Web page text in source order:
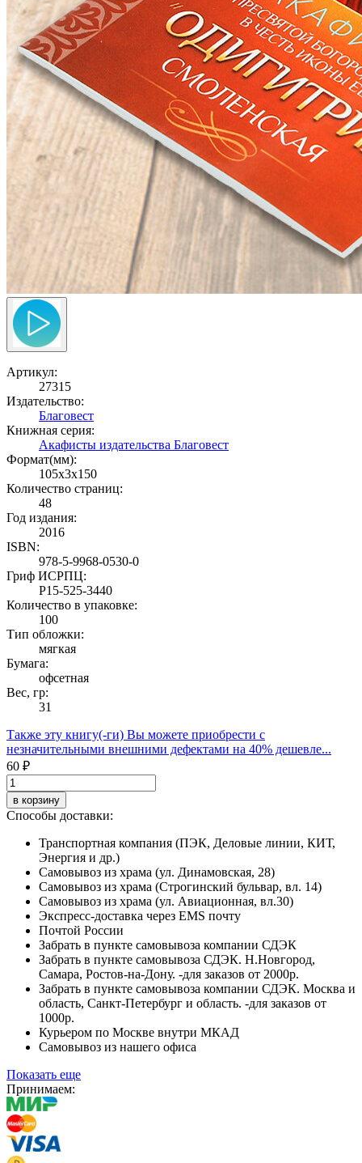
Артикул:
27315
Издательство:
Благовест
Книжная серия:
Акафисты издательства Благовест
Формат(мм):
105x3x150
Количество страниц:
48
Год издания:
2016
ISBN:
978-5-9968-0530-0
Гриф ИСРПЦ:
Р15-525-3440
Количество в упаковке:
100
Тип обложки:
мягкая
Бумага:
офсетная
Вес, гр:
31
Также эту книгу(-ги) Вы можете приобрести с
незначительными внешними дефектами на 40% дешевле...
60 ₽
в корзину
Способы доставки:
Транспортная компания (ПЭК, Деловые линии, КИТ,
Энергия и др.)
Самовывоз из храма (ул. Динамовская, 28)
Самовывоз из храма (Строгинский бульвар, вл. 14)
Самовывоз из храма (ул. Авиационная, вл.30)
Экспресс-доставка через EMS почту
Почтой России
Забрать в пункте самовывоза компании СДЭК
Забрать в пункте самовывоза СДЭК. Н.Новгород,
Самара, Ростов-на-Дону. -для заказов от 2000р.
Забрать в пункте самовывоза компании СДЭК. Москва и
область, Санкт-Петербург и область. -для заказов от
1000р.
Курьером по Москве внутри МКАД
Самовывоз из нашего офиса
Показать еще
Принимаем: